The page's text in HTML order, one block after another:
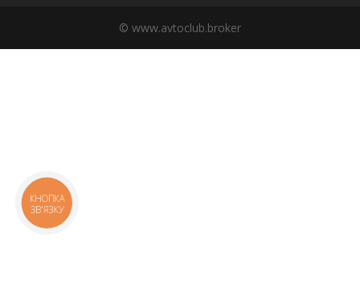
© www.avtoclub.broker
КНОПКА
ЗВ'ЯЗКУ